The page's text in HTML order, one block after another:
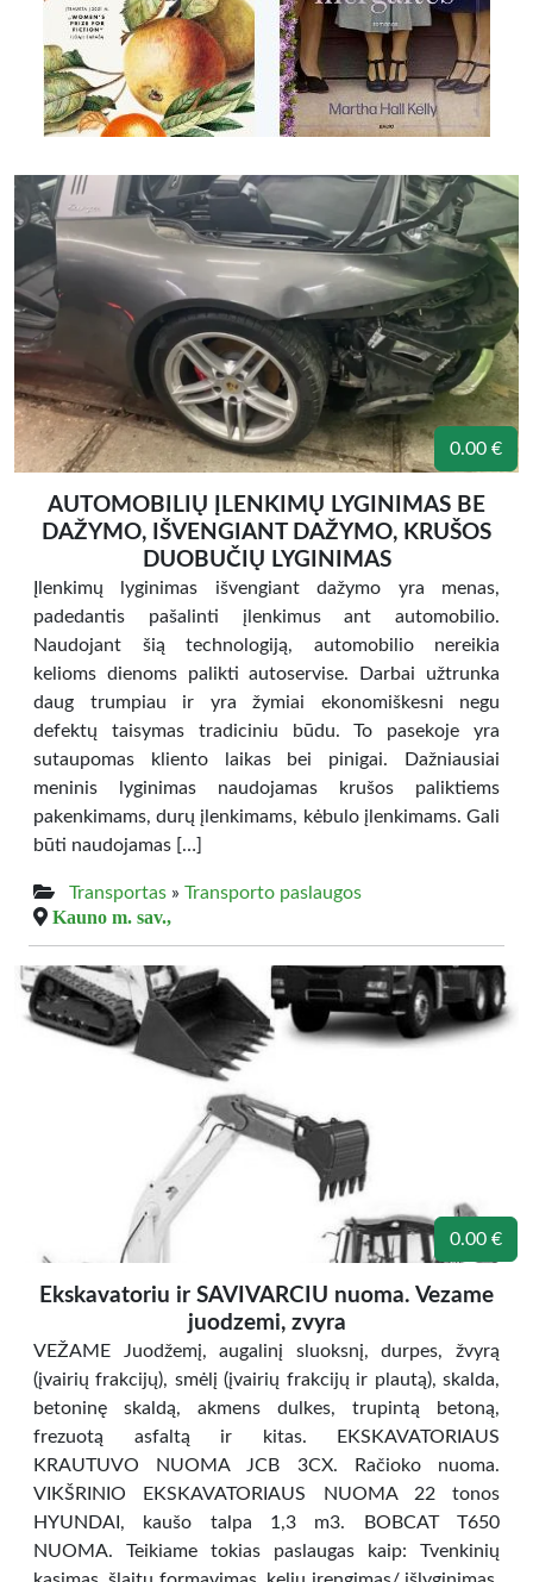
0.00 €
AUTOMOBILIŲ ĮLENKIMŲ LYGINIMAS BE
DAŽYMO, IŠVENGIANT DAŽYMO, KRUŠOS
DUOBUČIŲ LYGINIMAS
Įlenkimų lyginimas išvengiant dažymo yra menas,
padedantis pašalinti įlenkimus ant automobilio.
Naudojant šią technologiją, automobilio nereikia
kelioms dienoms palikti autoservise. Darbai užtrunka
daug trumpiau ir yra žymiai ekonomiškesni negu
defektų taisymas tradiciniu būdu. To pasekoje yra
sutaupomas kliento laikas bei pinigai. Dažniausiai
meninis lyginimas naudojamas krušos paliktiems
pakenkimams, durų įlenkimams, kėbulo įlenkimams. Gali
būti naudojamas […]
Transportas » Transporto paslaugos
Kauno m. sav.,
0.00 €
Ekskavatoriu ir SAVIVARCIU nuoma. Vezame
juodzemi, zvyra
VEŽAME Juodžemį, augalinį sluoksnį, durpes, žvyrą
(įvairių frakcijų), smėlį (įvairių frakcijų ir plautą), skalda,
betoninę skaldą, akmens dulkes, trupintą betoną,
frezuotą asfaltą ir kitas. EKSKAVATORIAUS
KRAUTUVO NUOMA JCB 3CX. Račioko nuoma.
VIKŠRINIO EKSKAVATORIAUS NUOMA 22 tonos
HYUNDAI, kaušo talpa 1,3 m3. BOBCAT T650
NUOMA. Teikiame tokias paslaugas kaip: Tvenkinių